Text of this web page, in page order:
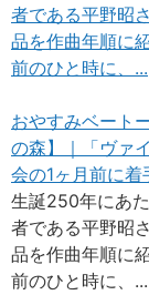
者である平野昭
品を作曲年順に
前のひと時に、...
おやすみベート
の森】｜「ヴァ
会の1ヶ月前に着
生誕250年にあ
者である平野昭
品を作曲年順に
前のひと時に、...